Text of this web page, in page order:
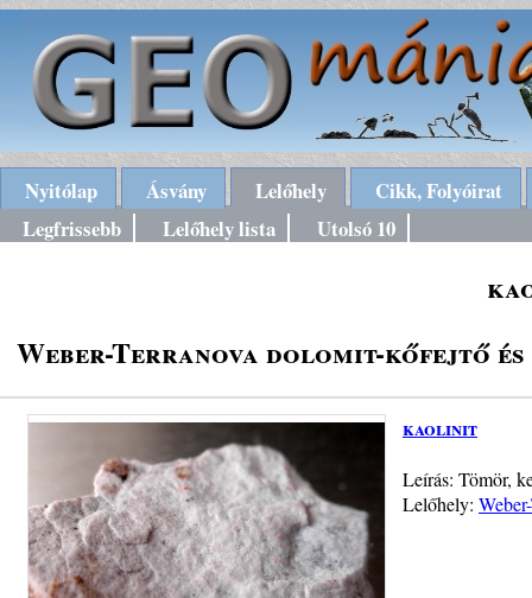
Nyitólap Ásvány Lelőhely
Cikk, Folyóirat
Legfrissebb
Lelőhely lista Utolsó 10
Weber-Terranova dolomit-kőfejtő
kaolinit
Leírás: Tömör,
Lelőhely: